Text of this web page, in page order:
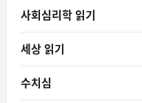
사회심리학 읽기
세상 읽기
수치심